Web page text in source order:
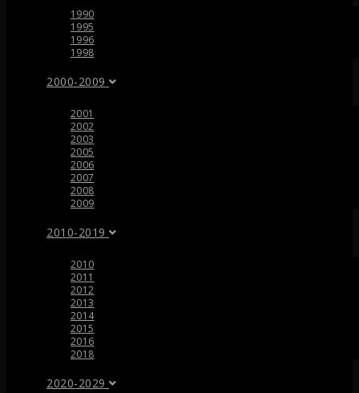
1990
1995
1996
1998
2000-2009
2001
2002
2003
2005
2006
2007
2008
2009
2010-2019
2010
2011
2012
2013
2014
2015
2016
2018
2020-2029